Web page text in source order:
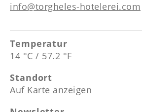
info@torgheles-hotelerei.com
Temperatur
14 °C / 57.2 °F
Standort
Auf Karte anzeigen